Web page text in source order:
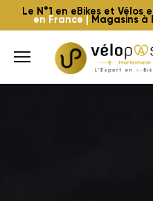
Le N°1 en eBikes et Vélos
en France | Magasins à